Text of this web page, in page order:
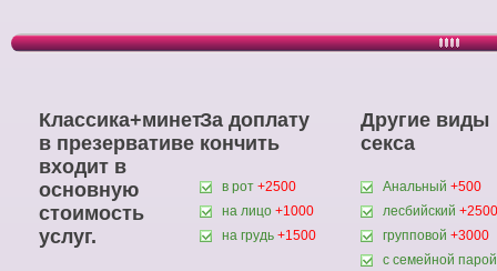
Классика+минет
в презервативе
входит в
основную
стоимость
услуг.
За доплату
кончить
в рот +2500
на лицо +1000
на грудь +1500
Другие виды
секса
Анальный +500
лесбийский +2500
групповой +3000
с семейной парой